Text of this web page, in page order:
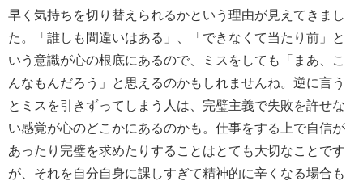
早く気持ちを切り替えられるかという理由が見えてきまし
た。「誰しも間違いはある」、「できなくて当たり前」と
いう意識が心の根底にあるので、ミスをしても「まあ、こ
んなもんだろう」と思えるのかもしれませんね。逆に言う
とミスを引きずってしまう人は、完璧主義で失敗を許せな
い感覚が心のどこかにあるのかも。仕事をする上で自信が
あったり完璧を求めたりすることはとても大切なことです
が、それを自分自身に課しすぎて精神的に辛くなる場合も